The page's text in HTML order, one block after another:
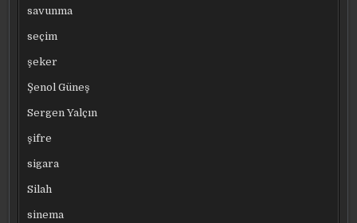
savunma
seçim
şeker
Şenol Güneş
Sergen Yalçın
şifre
sigara
Silah
sinema